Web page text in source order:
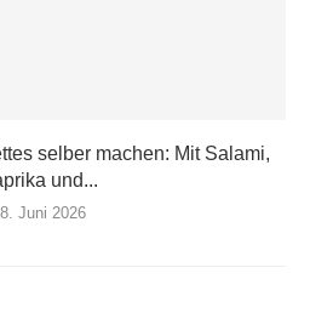
selber machen: Mit Salami,
und...
Juni 2026